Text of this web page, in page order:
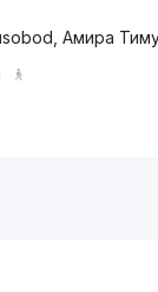
Амира